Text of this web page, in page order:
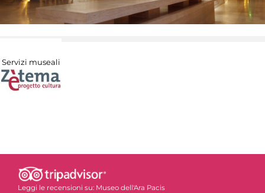
Servizi museali
Leggi le recensioni su: Museo dell'Ara Pacis